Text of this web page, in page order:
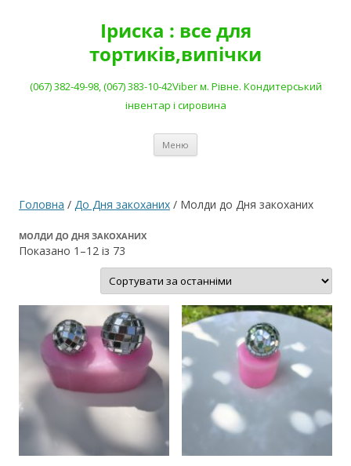
Іриска : все для
тортиків,випічки
(067) 382-49-98, (067) 383-10-42Viber м. Рівне. Кондитерський
інвентар і сировина
Меню
Головна / До Дня закоханих / Молди до Дня закоханих
МОЛДИ ДО ДНЯ ЗАКОХАНИХ
Показано 1–12 із 73
останнім